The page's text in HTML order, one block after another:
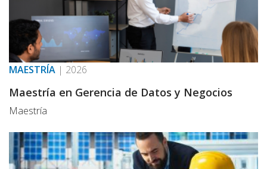
MAESTRÍA | 2026
Maestría en Gerencia de Datos y Negocios
Maestría